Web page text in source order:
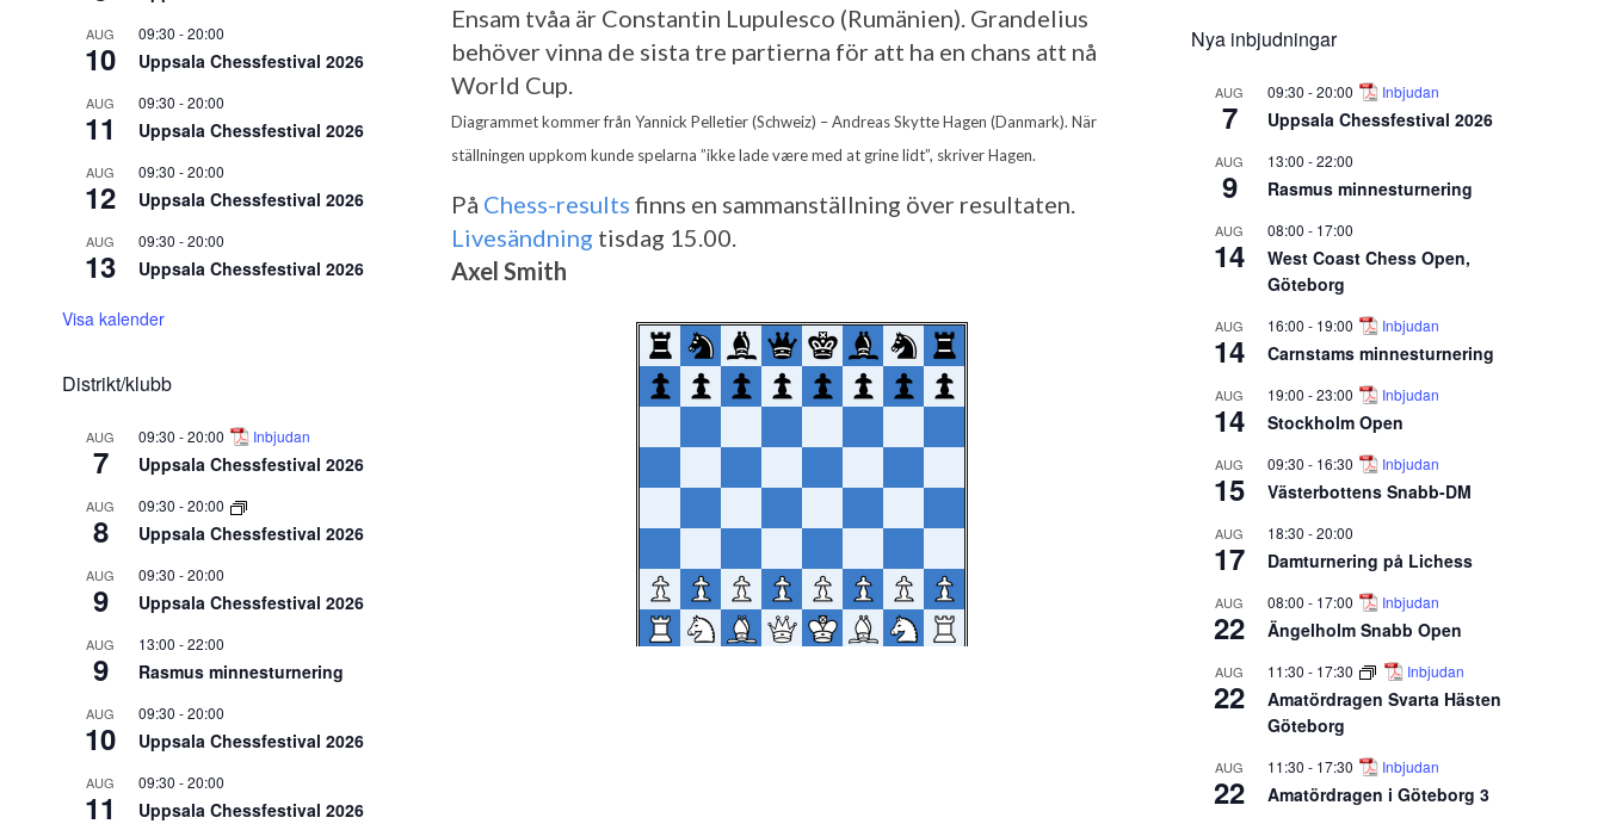
AUG
10
09:30 -20:00
Uppsala Chessfestival 2026
AUG
11
09:30 -20:00
Uppsala Chessfestival 2026
AUG
12
09:30 -20:00
Uppsala Chessfestival 2026
AUG
13
09:30 -20:00
Uppsala Chessfestival 2026
Visa kalender
Distrikt/klubb
AUG
7
09:30 -20:00 Inbjudan
Uppsala Chessfestival 2026
AUG
8
09:30 -20:00
Uppsala Chessfestival 2026
AUG
9
09:30 -20:00
Uppsala Chessfestival 2026
AUG
9
13:00 -22:00
Rasmus minnesturnering
AUG
10
09:30 -20:00
Uppsala Chessfestival 2026
AUG
11
09:30 -20:00
Uppsala Chessfestival 2026
Ensam tvåa är Constantin Lupulesco (Rumänien). Grandelius
behöver vinna de sista tre partierna för att ha en chans att nå
World Cup.
Diagrammet kommer från Yannick Pelletier (Schweiz) – Andreas Skytte Hagen (Danmark). När
ställningen uppkom kunde spelarna ”ikke lade være med at grine lidt”, skriver Hagen.
På Chess-results finns en sammanställning över resultaten.
Livesändning tisdag 15.00.
Axel Smith
Nya inbjudningar
AUG
7
09:30 -20:00 Inbjudan
Uppsala Chessfestival 2026
AUG
9
13:00 -22:00
Rasmus minnesturnering
AUG
14
08:00 - 17:00
West Coast Chess Open,
Göteborg
AUG
14
16:00 - 19:00 Inbjudan
Carnstams minnesturnering
AUG
14
19:00 -23:00 Inbjudan
Stockholm Open
AUG
15
09:30 - 16:30 Inbjudan
Västerbottens Snabb-DM
AUG
17
18:30 -20:00
Damturnering på Lichess
AUG
22
08:00 - 17:00 Inbjudan
Ängelholm Snabb Open
AUG
22
11:30 - 17:30 Inbjudan
Amatördragen Svarta Hästen
Göteborg
AUG
22
11:30 - 17:30 Inbjudan
Amatördragen i Göteborg 3